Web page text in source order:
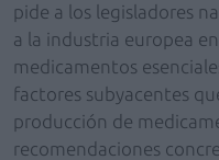
pide a los legisladores
a la industria europea
medicamentos
factores subyacentes
producción de
recomendaciones